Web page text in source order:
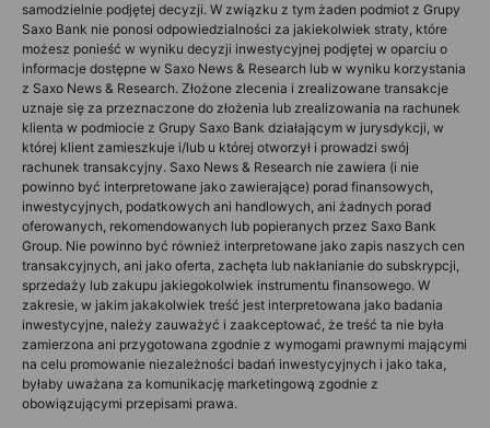
samodzielnie podjętej decyzji. W związku z tym żaden podmiot z Grupy
Saxo Bank nie ponosi odpowiedzialności za jakiekolwiek straty, które
możesz ponieść w wyniku decyzji inwestycyjnej podjętej w oparciu o
informacje dostępne w Saxo News & Research lub w wyniku korzystania
z Saxo News & Research. Złożone zlecenia i zrealizowane transakcje
uznaje się za przeznaczone do złożenia lub zrealizowania na rachunek
klienta w podmiocie z Grupy Saxo Bank działającym w jurysdykcji, w
której klient zamieszkuje i/lub u której otworzył i prowadzi swój
rachunek transakcyjny. Saxo News & Research nie zawiera (i nie
powinno być interpretowane jako zawierające) porad finansowych,
inwestycyjnych, podatkowych ani handlowych, ani żadnych porad
oferowanych, rekomendowanych lub popieranych przez Saxo Bank
Group. Nie powinno być również interpretowane jako zapis naszych cen
transakcyjnych, ani jako oferta, zachęta lub nakłanianie do subskrypcji,
sprzedaży lub zakupu jakiegokolwiek instrumentu finansowego. W
zakresie, w jakim jakakolwiek treść jest interpretowana jako badania
inwestycyjne, należy zauważyć i zaakceptować, że treść ta nie była
zamierzona ani przygotowana zgodnie z wymogami prawnymi mającymi
na celu promowanie niezależności badań inwestycyjnych i jako taka,
byłaby uważana za komunikację marketingową zgodnie z
obowiązującymi przepisami prawa.